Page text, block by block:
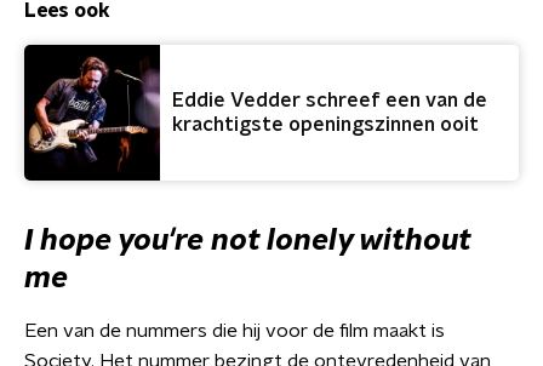
Lees ook
Eddie Vedder schreef een van de
krachtigste openingszinnen ooit
I hope you're not lonely without
me
Een van de nummers die hij voor de film maakt is
Society. Het nummer bezingt de ontevredenheid van